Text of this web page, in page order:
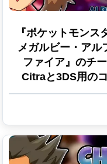
『ポケットモンス
メガルビー・アル
ファイア』のチー
Citraと3DS用の